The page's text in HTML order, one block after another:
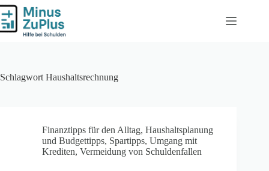
Zum
Inhalt
springen
Schlagwort Haushaltsrechnung
Finanztipps für den Alltag, Haushaltsplanung
und Budgettipps, Spartipps, Umgang mit
Krediten, Vermeidung von Schuldenfallen